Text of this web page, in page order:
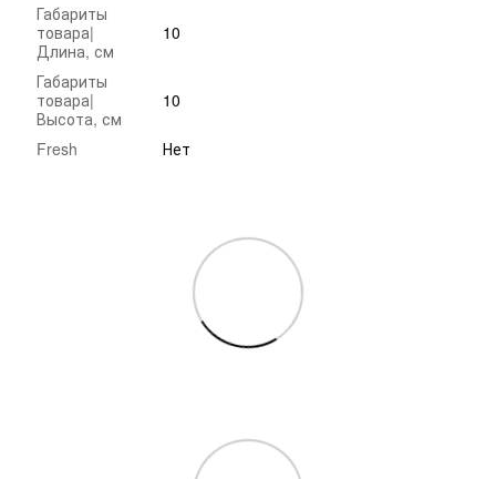
Габариты
товара|
Длина, см
10
Габариты
товара|
Высота, см
10
Fresh Нет